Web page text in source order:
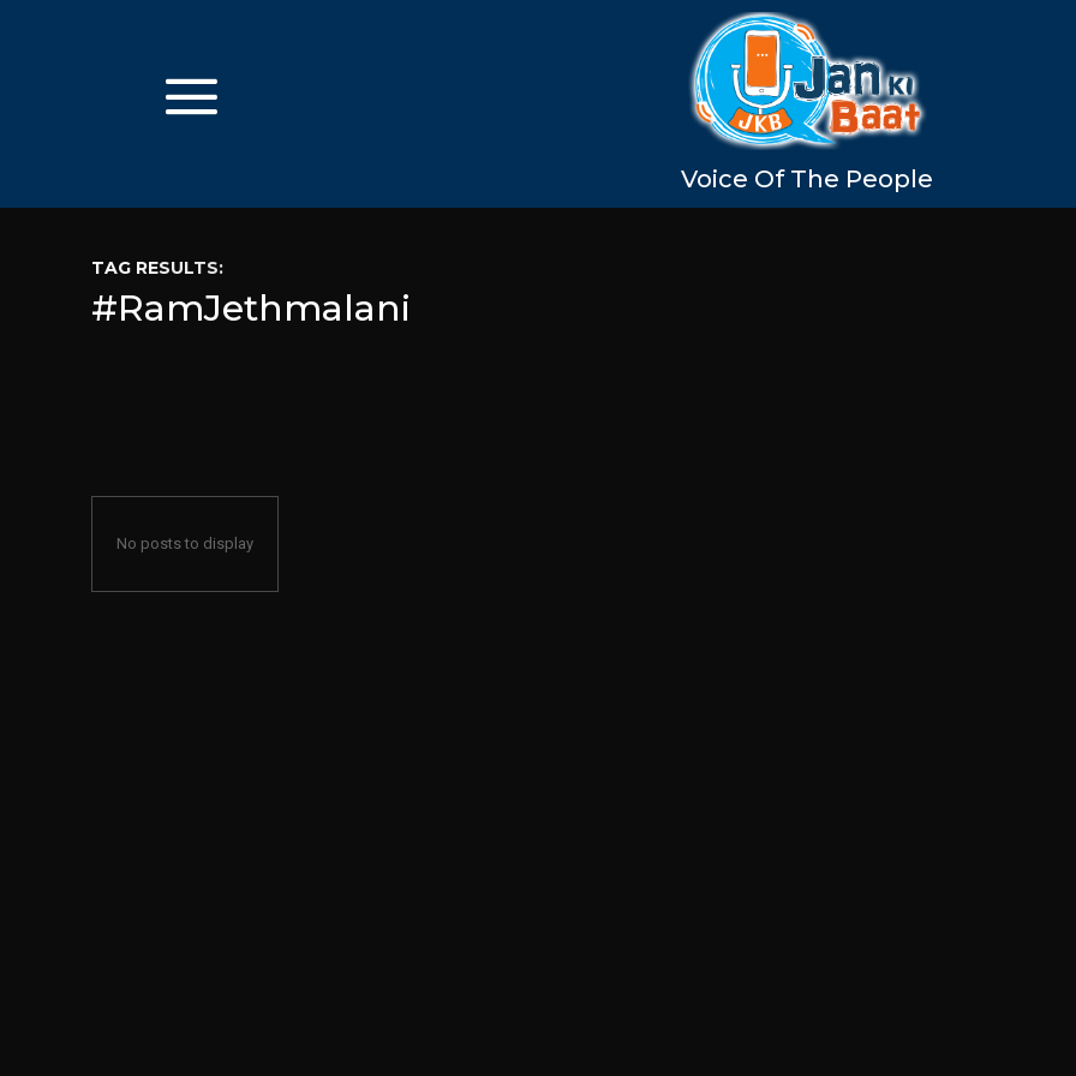
Voice Of The People
TAG RESULTS:
#RamJethmalani
No posts to display